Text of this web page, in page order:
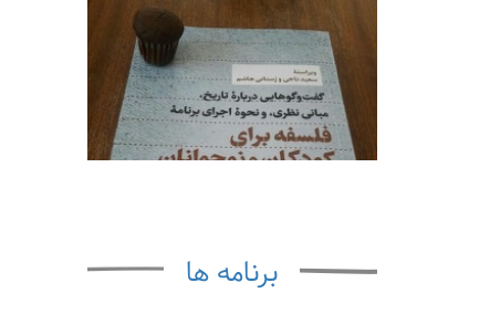
برنامه ها